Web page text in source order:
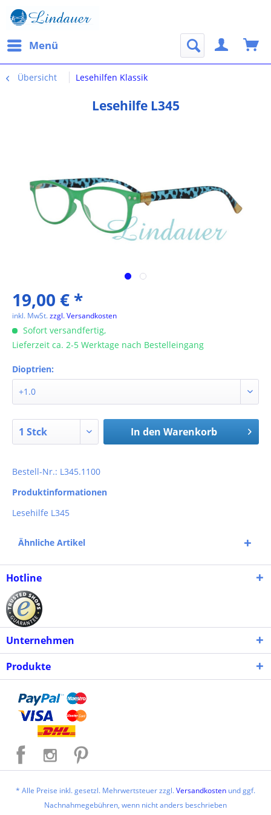
Menü
Übersicht Lesehilfen Klassik
Lesehilfe L345
19,00 € *
inkl. MwSt.zzgl. Versandkosten
Sofort versandfertig,
Lieferzeit ca. 2-5 Werktage nach Bestelleingang
Dioptrien:
In den Warenkorb
Bestell-Nr.: L345.1100
Produktinformationen
Lesehilfe L345
Ähnliche Artikel
Hotline
Unternehmen
Produkte
* Alle Preise inkl. gesetzl. Mehrwertsteuer zzgl.Versandkosten und ggf.
Nachnahmegebühren, wenn nicht anders beschrieben